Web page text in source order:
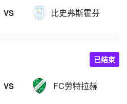
VS 比史弗斯霍芬
VS FC劳特拉赫
已结束